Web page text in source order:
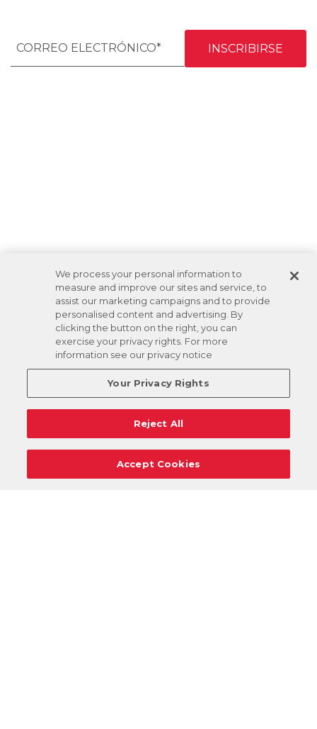
We process your personal information to
measure and improve our sites and service, to
assist our marketing campaigns and to provide
personalised content and advertising. By
clicking the button on the right, you can
exercise your privacy rights. For more
information see our privacy notice
Your Privacy Rights
Reject All
Accept Cookies